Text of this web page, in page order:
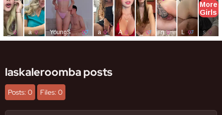
laskaleroomba posts
Posts: 0 Files: 0